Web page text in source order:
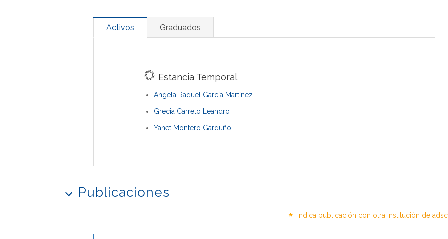
Activos Graduados
Estancia Temporal
Angela Raquel García Martínez
Grecia Carreto Leandro
Yanet Montero Garduño
Publicaciones
* Indica publicación con otra institución de